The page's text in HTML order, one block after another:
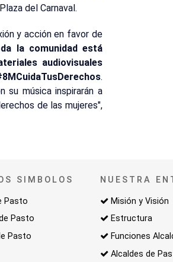
del Carnaval.
y acción en favor de
la comunidad está
audiovisuales
.
su música inspirarán a
de las mujeres",
SIMBOLOS
Pasto
Pasto
Pasto
NUESTRA
Misión y Visión
Estructura
Funciones
Alcaldes de